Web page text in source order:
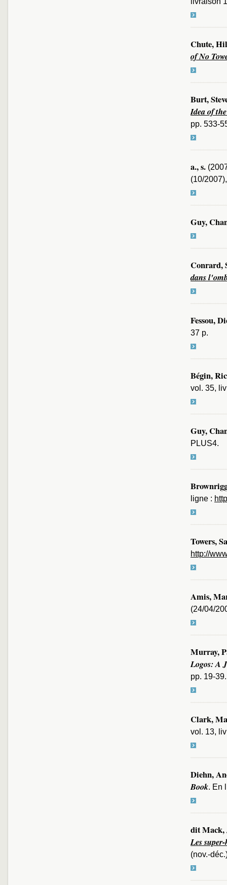
Chute,
of No
Burt,
Idea of
pp. 533-
a., s.
(10/
Guy,
Conrard,
dans
Fessou,
37 p.
Bégin,
vol. 35,
Guy,
PLUS4.
ligne :
Towers,
http://
Amis,
(24/04/
Murray,
Logos: A
pp. 19-39.
Clark,
vol. 13,
Diehn,
Book. En
dit Mack,
Les
(nov.-